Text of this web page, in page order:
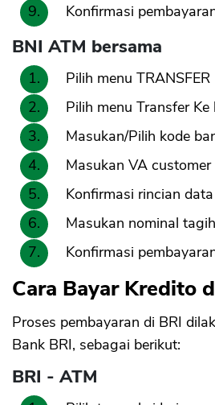
Konfirmasi
BNI ATM bersama
Pilih menu TRANSFER
Pilih menu Transfer Ke
Masukan/Pilih kode
Masukan VA customer
Konfirmasi rincian data
Masukan nominal
Konfirmasi
Cara Bayar Kredito
Proses pembayaran di BRI
Bank BRI, sebagai berikut:
BRI - ATM